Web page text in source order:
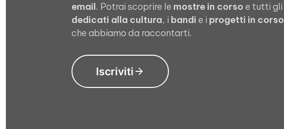
email. Potrai scoprire le mostre in corso e tutti gli
dedicati alla cultura, i bandi e i progetti in corso
che abbiamo da raccontarti.
Iscriviti